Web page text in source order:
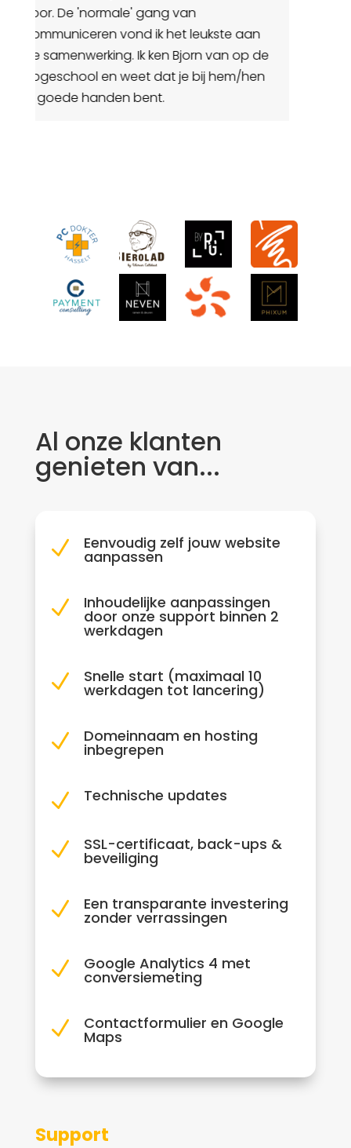
Al onze klanten
genieten van...
N Eenvoudig zelf jouw website
aanpassen
N Inhoudelijke aanpassingen
door onze support binnen 2
werkdagen
N Snelle start (maximaal 10
werkdagen tot lancering)
N Domeinnaam en hosting
inbegrepen
N Technische updates
N SSL-certificaat, back-ups &
beveiliging
N Een transparante investering
zonder verrassingen
N Google Analytics 4 met
conversiemeting
N Contactformulier en Google
Maps
Support